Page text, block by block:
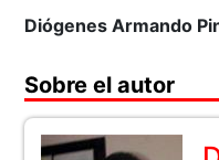
Diógenes Armando
Sobre el autor